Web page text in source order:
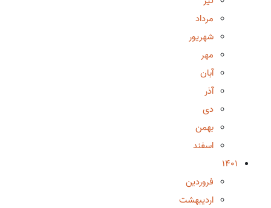
مرداد
شهریور
مهر
آبان
آذر
دی
بهمن
اسفند
1401
فروردین
اردیبهشت